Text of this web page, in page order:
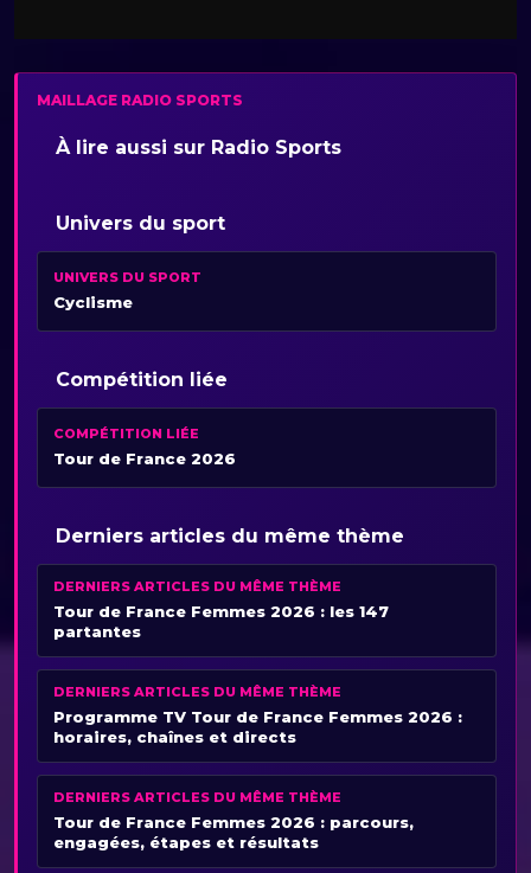
MAILLAGE RADIO SPORTS
À lire aussi sur Radio Sports
Univers du sport
UNIVERS DU SPORT
Cyclisme
Compétition liée
COMPÉTITION LIÉE
Tour de France 2026
Derniers articles du même thème
DERNIERS ARTICLES DU MÊME THÈME
Tour de France Femmes 2026 : les 147
partantes
DERNIERS ARTICLES DU MÊME THÈME
Programme TV Tour de France Femmes 2026 :
horaires, chaînes et directs
DERNIERS ARTICLES DU MÊME THÈME
Tour de France Femmes 2026 : parcours,
engagées, étapes et résultats